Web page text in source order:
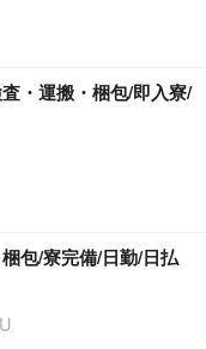
・運搬・梱包/即入寮/
包/寮完備/日勤/日払